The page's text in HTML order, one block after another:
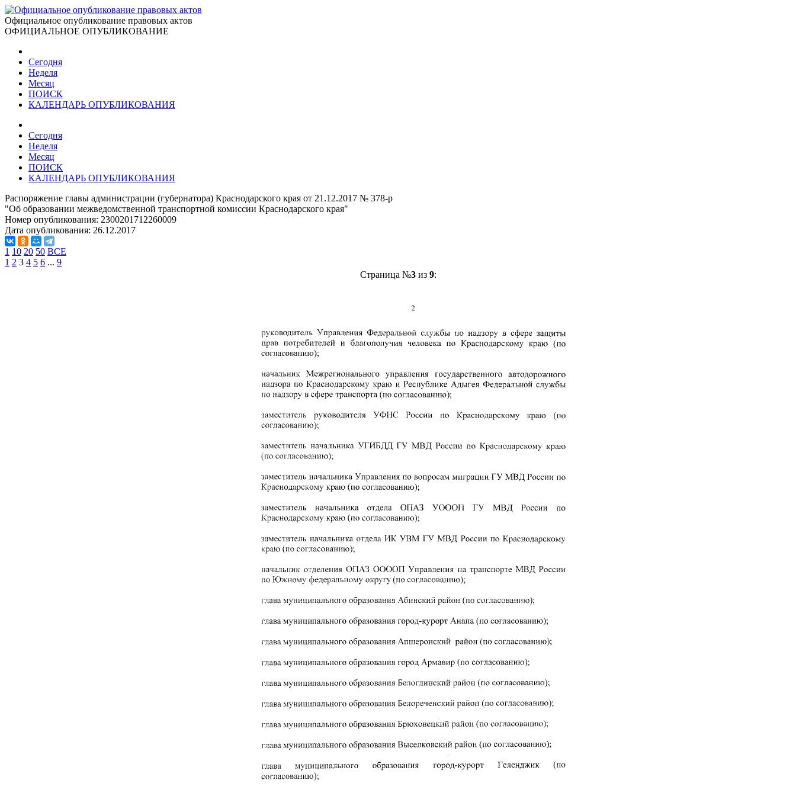
Официальное опубликование правовых актов
ОФИЦИАЛЬНОЕ ОПУБЛИКОВАНИЕ
Сегодня
Неделя
Месяц
ПОИСК
КАЛЕНДАРЬ ОПУБЛИКОВАНИЯ
Сегодня
Неделя
Месяц
ПОИСК
КАЛЕНДАРЬ ОПУБЛИКОВАНИЯ
Распоряжение главы администрации (губернатора) Краснодарского края от 21.12.2017 № 378-р
"Об образовании межведомственной транспортной комиссии Краснодарского края"
Номер опубликования: 2300201712260009
Дата опубликования: 26.12.2017
1 10 20 50 ВСЕ
1 2 3 4 5 6 ... 9
Страница №3из 9: